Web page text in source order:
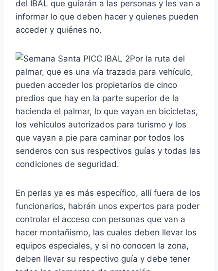
del IBAL que guiarán a las personas y les van a
informar lo que deben hacer y quienes pueden
acceder y quiénes no.
Por la ruta del
palmar, que es una vía trazada para vehículo,
pueden acceder los propietarios de cinco
predios que hay en la parte superior de la
hacienda el palmar, lo que vayan en bicicletas,
los vehículos autorizados para turismo y los
que vayan a pie para caminar por todos los
senderos con sus respectivos guías y todas las
condiciones de seguridad.
En perlas ya es más específico, allí fuera de los
funcionarios, habrán unos expertos para poder
controlar el acceso con personas que van a
hacer montañismo, las cuales deben llevar los
equipos especiales, y si no conocen la zona,
deben llevar su respectivo guía y debe tener